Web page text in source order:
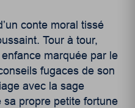
conte moral tissé
Tour à tour,
marquée par le
fugaces de son
avec la sage
sa propre petite fortune